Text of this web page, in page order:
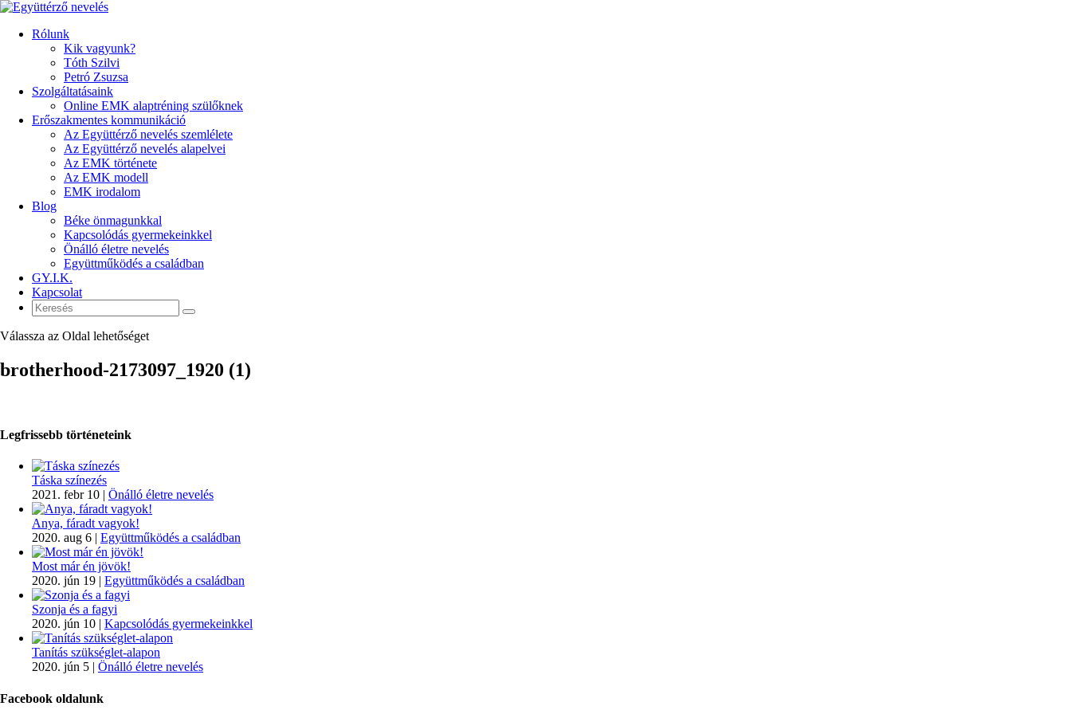
Rólunk
Kik vagyunk?
Tóth Szilvi
Petró Zsuzsa
Szolgáltatásaink
Online EMK alaptréning szülőknek
Erőszakmentes kommunikáció
Az Együttérző nevelés szemlélete
Az Együttérző nevelés alapelvei
Az EMK története
Az EMK modell
EMK irodalom
Blog
Béke önmagunkkal
Kapcsolódás gyermekeinkkel
Önálló életre nevelés
Együttműködés a családban
GY.I.K.
Kapcsolat
Válassza az Oldal lehetőséget
brotherhood-2173097_1920 (1)
Legfrissebb történeteink
Táska színezés
2021. febr 10 | Önálló életre nevelés
Anya, fáradt vagyok!
2020. aug 6 | Együttműködés a családban
Most már én jövök!
2020. jún 19 | Együttműködés a családban
Szonja és a fagyi
2020. jún 10 | Kapcsolódás gyermekeinkkel
Tanítás szükséglet-alapon
2020. jún 5 | Önálló életre nevelés
Facebook oldalunk